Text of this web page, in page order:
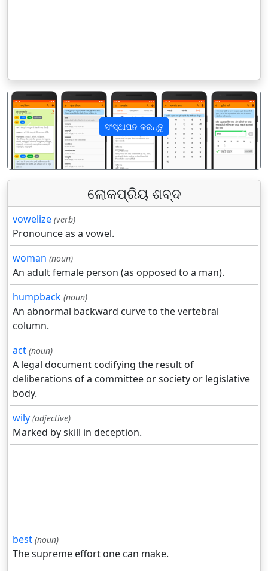
ସଂସ୍ଥାପନ କରନ୍ତୁ
पिछला अगला
ଲୋକପ୍ରିୟ ଶବ୍ଦ
vowelize (verb)
Pronounce as a vowel.
woman (noun)
An adult female person (as opposed to a man).
humpback (noun)
An abnormal backward curve to the vertebral
column.
act (noun)
A legal document codifying the result of
deliberations of a committee or society or legislative
body.
wily (adjective)
Marked by skill in deception.
best (noun)
The supreme effort one can make.